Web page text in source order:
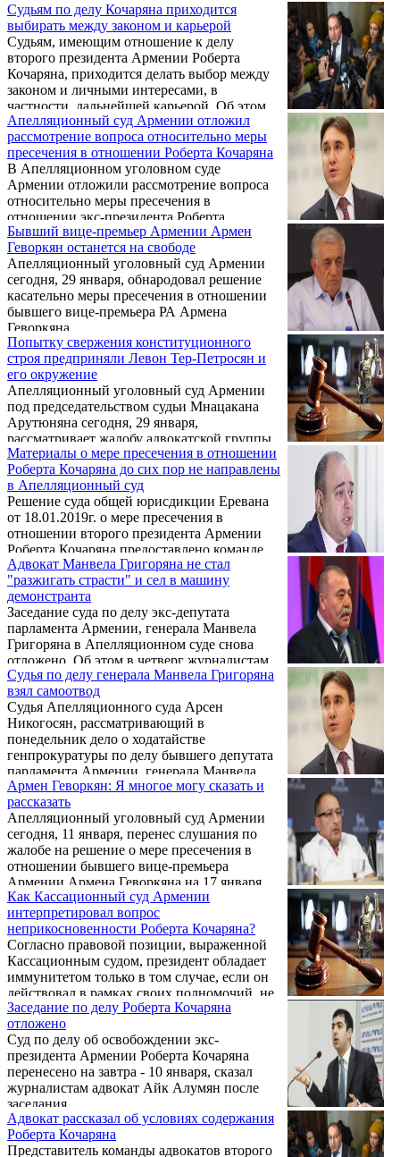
Судьям по делу Кочаряна приходится
выбирать между законом и карьерой
Судьям, имеющим отношение к делу
второго президента Армении Роберта
Кочаряна, приходится делать выбор между
законом и личными интересами, в
частности, дальнейшей карьерой. Об этом
адвокат Кочаряна – Айк Алумян – заявил во
вторник журналистам в Апелляционном
суде.
Апелляционный суд Армении отложил
рассмотрение вопроса относительно меры
пресечения в отношении Роберта Кочаряна
В Апелляционном уголовном суде
Армении отложили рассмотрение вопроса
относительно меры пресечения в
отношении экс-президента Роберта
Кочаряна. Прокуроры по данному делу
попросили у суда время для ознакомления с
жалобой стороны защиты Кочаряна. Его
рассмотрение продолжится 31 января.
Бывший вице-премьер Армении Армен
Геворкян останется на свободе
Апелляционный уголовный суд Армении
сегодня, 29 января, обнародовал решение
касательно меры пресечения в отношении
бывшего вице-премьера РА Армена
Геворкяна.
Попытку свержения конституционного
строя предприняли Левон Тер-Петросян и
его окружение
Апелляционный уголовный суд Армении
под председательством судьи Мнацакана
Арутюняна сегодня, 29 января,
рассматривает жалобу адвокатской группы
касательно меры пресечения в отношении
второго президента РА Роберта Кочаряна.
Материалы о мере пресечения в отношении
Роберта Кочаряна до сих пор не направлены
в Апелляционный суд
Решение суда общей юрисдикции Еревана
от 18.01.2019г. о мере пресечения в
отношении второго президента Армении
Роберта Кочаряна предоставлено команде
адвокатов Роберта Кочаряна 21.01.2019 г., в
конце рабочего дня, после представления в
суд адвокатами дополнительного прошения.
Адвокат Манвела Григоряна не стал
"разжигать страсти" и сел в машину
демонстранта
Заседание суда по делу экс-депутата
парламента Армении, генерала Манвела
Григоряна в Апелляционном суде снова
отложено. Об этом в четверг журналистам
сообщил адвокат Манвела Григоряна -
Арсен Мкртчян.
Судья по делу генерала Манвела Григоряна
взял самоотвод
Судья Апелляционного суда Арсен
Никогосян, рассматривающий в
понедельник дело о ходатайстве
генпрокуратуры по делу бывшего депутата
парламента Армении, генерала Манвела
Григоряна взял самоотвод. Об этом
журналистам сообщил прокурор Ваге
Долмазян, не уточнив, какая сторона
ходатайствовала о самоотводе. В свою
очередь адвокаты Григоряна сообщили, что
ходатайство о самоотводе было предложено
ими. После самоотвода Никогосяна суд
удалился на перерыв.
Армен Геворкян: Я многое могу сказать и
рассказать
Апелляционный уголовный суд Армении
сегодня, 11 января, перенес слушания по
жалобе на решение о мере пресечения в
отношении бывшего вице-премьера
Армении Армена Геворкяна на 17 января.
Как Кассационный суд Армении
интерпретировал вопрос
неприкосновенности Роберта Кочаряна?
Согласно правовой позиции, выраженной
Кассационным судом, президент обладает
иммунитетом только в том случае, если он
действовал в рамках своих полномочий, не
выходил за рамки своих полномочий и не
использовал их в личных целях. Об этом
заявил беседе с журналистами в
Шенгавитской резиденции суда общей
юрисдикции Еревана 9 января один из
адвокатов второго президента Армении
Роберта Кочаряна Айк Алумян.
Заседание по делу Роберта Кочаряна
отложено
Суд по делу об освобождении экс-
президента Армении Роберта Кочаряна
перенесено на завтра - 10 января, сказал
журналистам адвокат Айк Алумян после
заседания.
Адвокат рассказал об условиях содержания
Роберта Кочаряна
Представитель команды адвокатов второго